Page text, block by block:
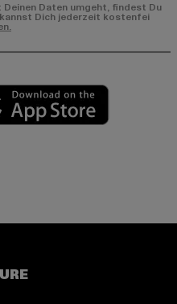
Daten umgeht, findest Du
Dich jederzeit kostenfei